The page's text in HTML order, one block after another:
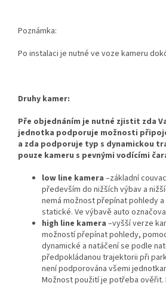
Poznámka:
Po instalaci je nutné ve voze kameru
Druhy kamer:
Pře objednáním je nutné zjistit zda
jednotka podporuje možnosti
a zda podporuje typ s dynamickou
pouze kameru s pevnými vodícími
low line kamera –základní
především do nižších výbav a
nemá možnost přepínat pohledy
statické. Ve výbavě auto
high line kamera –vyšší verze
možností přepínat pohledy,
dynamické a natáčení se podle
předpokládanou trajektorii při
není podporována všemi
Možnost použití je potřeba ověřit.